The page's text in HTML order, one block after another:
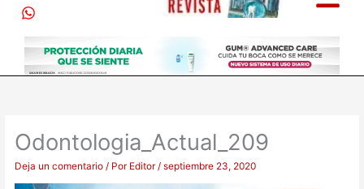
Odontologia_Actual_209
Deja un comentario / Por Editor/septiembre 23, 2020